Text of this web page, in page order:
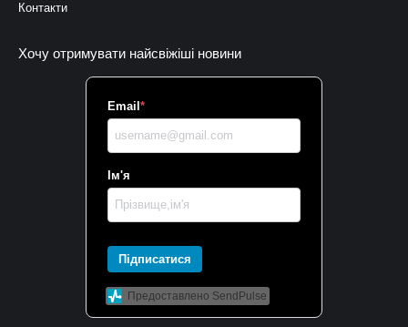
Контакти
Хочу отримувати найсвіжіші новини
Email *
Ім'я
Підписатися
Предоставлено SendPulse